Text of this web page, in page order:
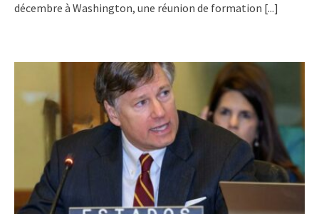
décembre à Washington, une réunion de formation [...]